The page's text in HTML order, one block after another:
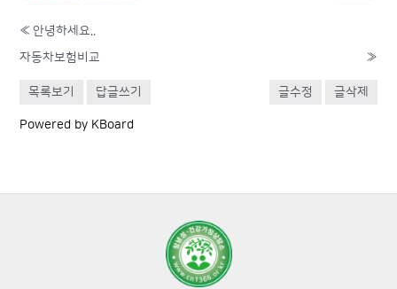
« 안녕하세요..
자동차보험비교
»
목록보기 답글쓰기 글수정 글삭제
Powered by KBoard